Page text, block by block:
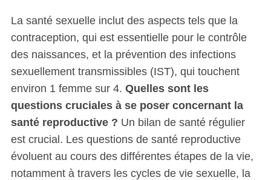
La santé sexuelle inclut des aspects tels que la
contraception, qui est essentielle pour le contrôle
des naissances, et la prévention des infections
sexuellement transmissibles (IST), qui touchent
environ 1 femme sur 4. Quelles sont les
questions cruciales à se poser concernant la
santé reproductive ? Un bilan de santé régulier
est crucial. Les questions de santé reproductive
évoluent au cours des différentes étapes de la vie,
notamment à travers les cycles de vie sexuelle, la